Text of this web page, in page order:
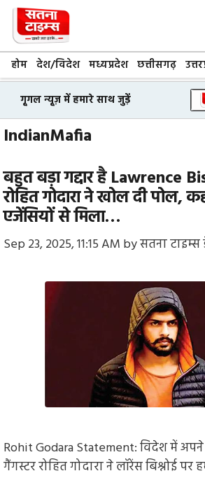
Skip
content
होम देश/विदेश मध्यप्रदेश छत्तीसगढ़
गूगल न्यूज़ में हमारे साथ जुड़ें
IndianMafia
बहुत बड़ा गद्दार है Lawrence
रोहित गोदारा ने खोल दी पोल,
एजेंसियों से मिला…
Sep 23, 2025, 11:15 AM byसतना
Rohit Godara Statement: विदेश में अपने
गैंगस्टर रोहित गोदारा ने लॉरेंस बिश्नोई पर